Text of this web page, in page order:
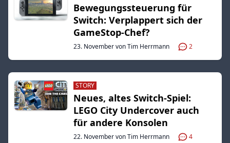
Bewegungssteuerung für
Switch: Verplappert sich der
GameStop-Chef?
23. November von Tim Herrmann 2
STORY
Neues, altes Switch-Spiel:
LEGO City Undercover auch
für andere Konsolen
22. November von Tim Herrmann 4